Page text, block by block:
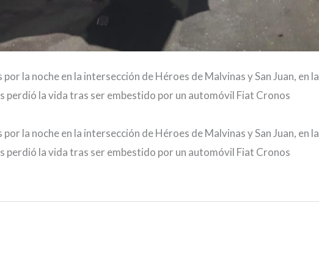
la noche en la intersección de Héroes de Malvinas y San Juan, en la
perdió la vida tras ser embestido por un automóvil Fiat Cronos
la noche en la intersección de Héroes de Malvinas y San Juan, en la
perdió la vida tras ser embestido por un automóvil Fiat Cronos